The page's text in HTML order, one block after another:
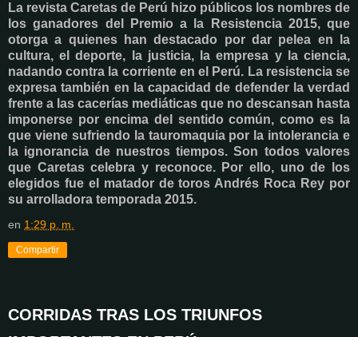
La revista Caretas de Perú hizo públicos los nombres de
los ganadores del Premio a la Resistencia 2015, que
otorga a quienes han destacado por dar pelea en la
cultura, el deporte, la justicia, la empresa y la ciencia,
nadando contra la corriente en el Perú. La resistencia se
expresa también en la capacidad de defender la verdad
frente a las cacerías mediáticas que no descansan hasta
imponerse por encima del sentido común, como es la
que viene sufriendo la tauromaquia por la intolerancia e
la ignorancia de nuestros tiempos. Son todos valores
que Caretas celebra y reconoce. Por ello, uno de los
elegidos fue el matador de toros Andrés Roca Rey por
su arrolladora temporada 2015.
en 1:29 p. m.
Compartir
CORRIDAS TRAS LOS TRIUNFOS